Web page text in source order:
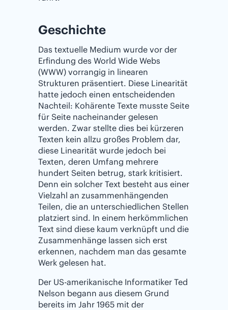
Geschichte
Das textuelle Medium wurde vor der
Erfindung des World Wide Webs
(WWW) vorrangig in linearen
Strukturen präsentiert. Diese Linearität
hatte jedoch einen entscheidenden
Nachteil: Kohärente Texte musste Seite
für Seite nacheinander gelesen
werden. Zwar stellte dies bei kürzeren
Texten kein allzu großes Problem dar,
diese Linearität wurde jedoch bei
Texten, deren Umfang mehrere
hundert Seiten betrug, stark kritisiert.
Denn ein solcher Text besteht aus einer
Vielzahl an zusammenhängenden
Teilen, die an unterschiedlichen Stellen
platziert sind. In einem herkömmlichen
Text sind diese kaum verknüpft und die
Zusammenhänge lassen sich erst
erkennen, nachdem man das gesamte
Werk gelesen hat.
Der US-amerikanische Informatiker Ted
Nelson begann aus diesem Grund
bereits im Jahr 1965 mit der